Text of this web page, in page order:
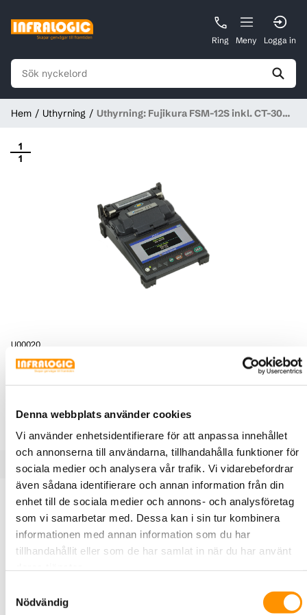
Denna webbplats använder cookies
Vi använder enhetsidentifierare för att anpassa innehållet
och annonserna till användarna, tillhandahålla funktioner för
sociala medier och analysera vår trafik. Vi vidarebefordrar
även sådana identifierare och annan information från din
enhet till de sociala medier och annons- och analysföretag
som vi samarbetar med. Dessa kan i sin tur kombinera
informationen med annan information som du har
tillhandahållit eller som de har samlat in när du har använt
Nödvändig
Ring Meny Logga in
Hem Uthyrning
Uthyrning: Fujikura FSM-12S inkl. CT-30
1
1
U00020
Uthyrning: Fujikura FSM-12S inkl. CT-
30 kap
445 22 90 för bokning.
Fujikura 12S är världens minsta, lättaste och mest portabla
oöverträffad mångsidighet för skarvning i de mest
utmanande miljöerna. Det innovativa transportväskan och